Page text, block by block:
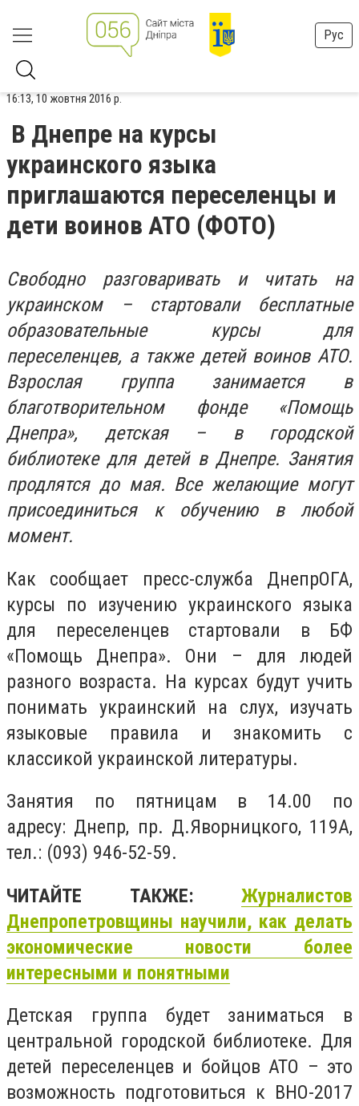
Рус
16:13, 10 жовтня 2016 р.
В Днепре на курсы
украинского языка
приглашаются переселенцы и
дети воинов АТО (ФОТО)
Свободно разговаривать и читать на
украинском – стартовали бесплатные
образовательные курсы для
переселенцев, а также детей воинов АТО.
Взрослая группа занимается в
благотворительном фонде «Помощь
Днепра», детская – в городской
библиотеке для детей в Днепре. Занятия
продлятся до мая. Все желающие могут
присоединиться к обучению в любой
момент.
Как сообщает пресс-служба ДнепрОГА,
курсы по изучению украинского языка
для переселенцев стартовали в БФ
«Помощь Днепра». Они – для людей
разного возраста. На курсах будут учить
понимать украинский на слух, изучать
языковые правила и знакомить с
классикой украинской литературы.
Занятия по пятницам в 14.00 по
адресу: Днепр, пр. Д.Яворницкого, 119А,
тел.: (093) 946-52-59.
ЧИТАЙТЕ ТАКЖЕ: Журналистов
Днепропетровщины научили, как делать
экономические новости более
интересными и понятными
Детская группа будет заниматься в
центральной городской библиотеке. Для
детей переселенцев и бойцов АТО – это
возможность подготовиться к ВНО-2017